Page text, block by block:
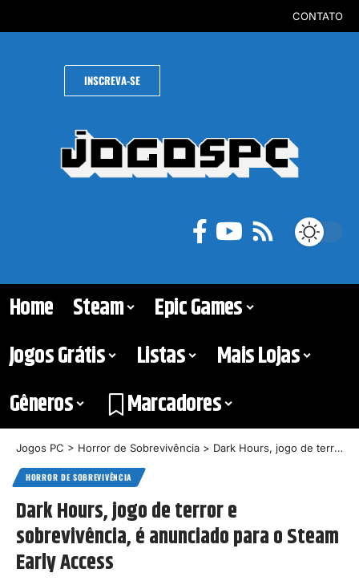
CONTATO
INSCREVA-SE
Home Steam
Epic Games
Jogos Grátis
Listas
Mais Lojas
Gêneros
Marcadores
Jogos PC > Horror de Sobrevivência > Dark Hours, jogo de terror e sobrevivência, é anunciado para o Steam Early Access
HORROR DE SOBREVIVÊNCIA
Dark Hours, jogo de terror e
sobrevivência, é anunciado para o Steam
Early Access